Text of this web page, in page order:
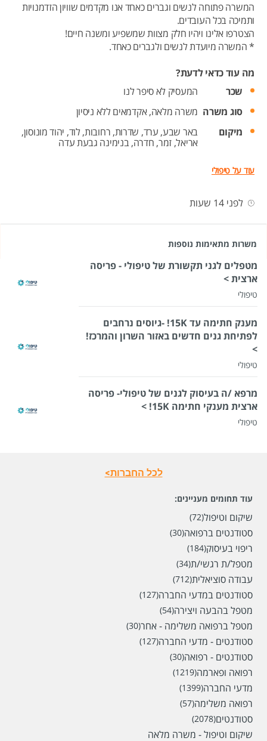
המשרה פתוחה לנשים וגברים כאחד אנו מקדמים שוויון הזדמנויות
ותמיכה בכל העובדים.
הצטרפו אלינו ויהיו חלק מצוות שמשפיע ומשנה חיים!
* המשרה מיועדת לנשים ולגברים כאחד.
מה עוד כדאי לדעת?
שכר
המעסיק לא סיפר לנו
סוג משרה משרה מלאה,אקדמאים ללא ניסיון
מיקום
באר שבע, ערד, שדרות, רחובות,לוד, יהוד מונוסון,
אריאל, זמר, חדרה,בנימינה גבעת עדה
עוד על טיפולי
לפני 14 שעות
משרות מתאימות נוספות
מטפלים לגני תקשורת של טיפולי - פריסה
ארצית >
טיפולי
מענק חתימה עד 15K! -גיוסים נרחבים
לפתיחת גנים חדשים באזור השרון והמרכז!
>
טיפולי
מרפא /ה בעיסוק לגנים של טיפולי- פריסה
ארצית מענקי חתימה 15K! >
טיפולי
לכל החברות>
עוד תחומים מעניינים:
שיקום וטיפול(72)
סטודנטים ברפואה(30)
ריפוי בעיסוק(184)
מטפל/ת רגשי/ת(34)
עבודה סוציאלית(712)
סטודנטים במדעי החברה(127)
מטפל בהבעה ויצירה(54)
מטפל ברפואה משלימה - אחר(30)
סטודנטים - מדעי החברה(127)
סטודנטים - רפואה(30)
רפואה ופארמה(1219)
מדעי החברה(1399)
רפואה משלימה(57)
סטודנטים(2078)
שיקום וטיפול - משרה מלאה